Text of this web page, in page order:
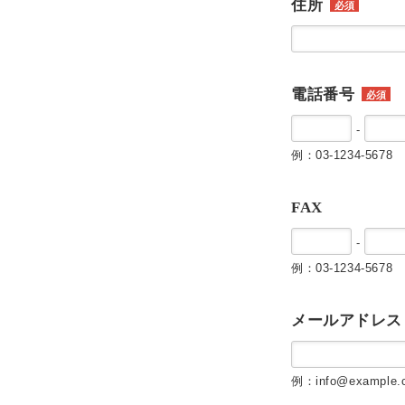
住所 必須
電話番号 必須
-
例：03-1234-5678
FAX
-
例：03-1234-5678
メールアドレス
例：